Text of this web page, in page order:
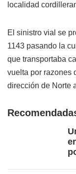
localidad
El sinistro vial se
1143 pasando la
que transportaba
vuelta por razones
dirección de Norte